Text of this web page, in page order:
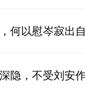
何以慰岑寂出
隐，不受刘安